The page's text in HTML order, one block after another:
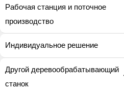
Рабочая станция и поточное
производство
Индивидуальное решение
Другой деревообрабатывающий
станок